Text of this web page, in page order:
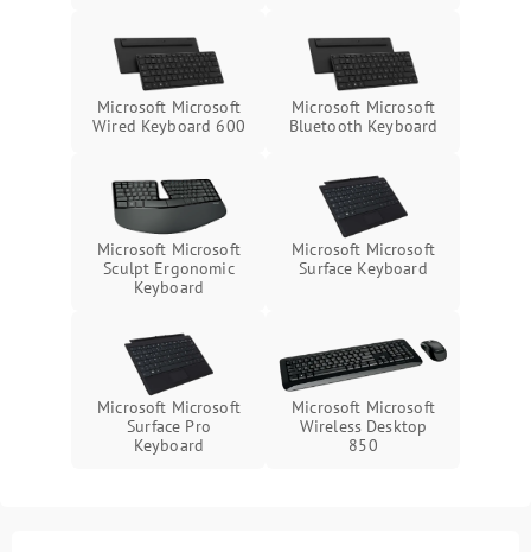
Microsoft Microsoft
Wired Keyboard 600
Microsoft Microsoft
Bluetooth Keyboard
Microsoft Microsoft
Sculpt Ergonomic
Keyboard
Microsoft Microsoft
Surface Keyboard
Microsoft Microsoft
Surface Pro
Keyboard
Microsoft Microsoft
Wireless Desktop
850